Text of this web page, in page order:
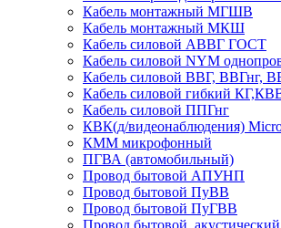
Кабель монтажный МГШВ
Кабель монтажный МКШ
Кабель силовой АВВГ ГОСТ
Кабель силовой NYM
Кабель силовой ВВГ, ВВГнг,
Кабель силовой гибкий
Кабель силовой ППГнг
КВК(д/видеонаблюдения)
КММ микрофонный
ПГВА (автомобильный)
Провод бытовой АПУНП
Провод бытовой ПуВВ
Провод бытовой ПуГВВ